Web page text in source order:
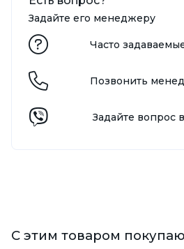
Задайте его менеджеру
Часто
Позвонить
Задайте вопрос
С этим товаром